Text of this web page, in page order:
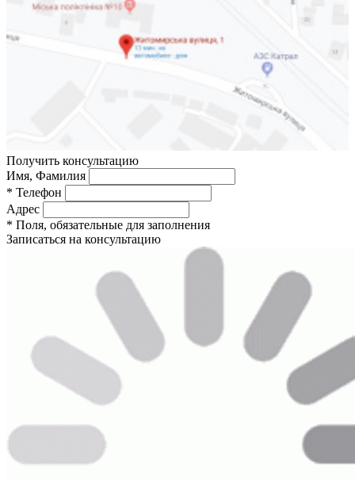
Получить консультацию
Имя, Фамилия
* Телефон
Адрес
* Поля, обязательные для заполнения
Записаться на консультацию